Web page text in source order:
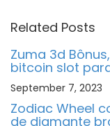
Related Posts
Zuma 3d
bitcoin slot
September 7, 2023
Zodiac Wheel
de diamante